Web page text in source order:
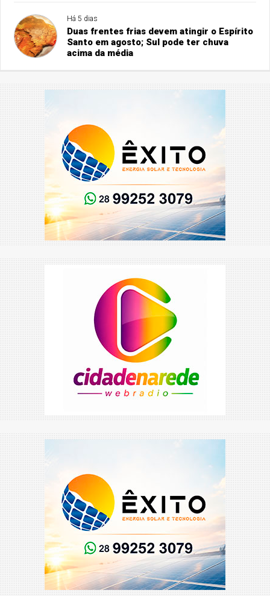
Há 5 dias
Duas frentes frias devem atingir o Espírito
Santo em agosto; Sul pode ter chuva
acima da média